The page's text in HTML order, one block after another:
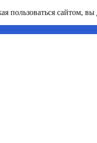
сайтом, вы